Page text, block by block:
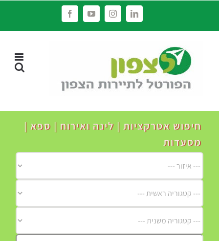
LinkedIn
Instagram
YouTube
Facebook
חיפוש אטרקציות | לינה ואירוח | ספא |
מסעדות